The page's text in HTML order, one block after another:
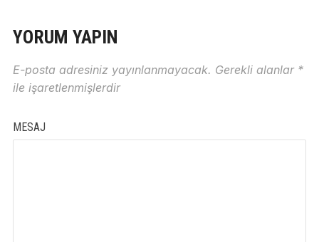
YORUM YAPIN
E-posta adresiniz yayınlanmayacak. Gerekli alanlar *
ile işaretlenmişlerdir
MESAJ